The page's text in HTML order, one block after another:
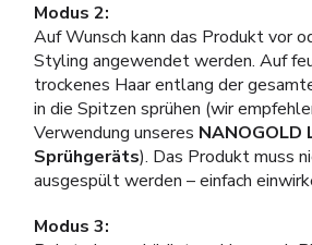
Modus 2:
Auf Wunsch kann das Produkt vor
Styling angewendet werden. Auf
trockenes Haar entlang der
in die Spitzen sprühen (wir
Verwendung unseres NANOGOLD
Sprühgeräts). Das Produkt muss
ausgespült werden – einfach
Modus 3: